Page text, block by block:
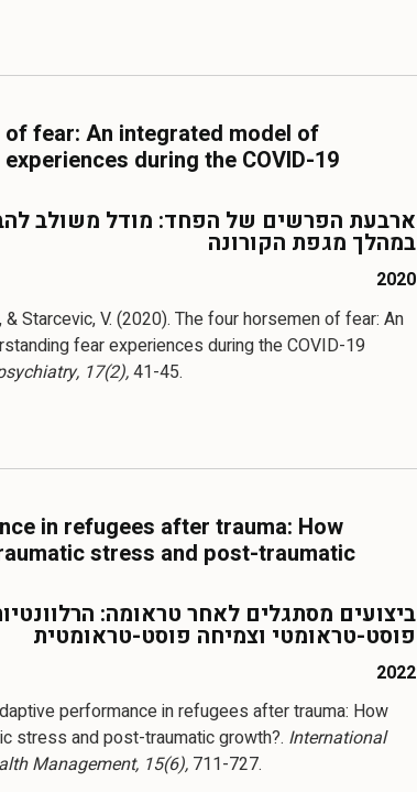
fear: An integrated model of
during the COVID-19
ארבעת הפרשים של הפחד: מודל משולב
במהלך מגפת הקורונה
2020
& Starcevic, V. (2020). The four horsemen of fear: An
fear experiences during the COVID-19
17(2),41-45.
in refugees after trauma: How
stress and post-traumatic
ביצועים מסתגלים לאחר טראומה:
פוסט-טראומטי וצמיחה פוסט-טראומטית
2022
performance in refugees after trauma: How
stress and post-traumatic growth?. International
Management, 15(6),